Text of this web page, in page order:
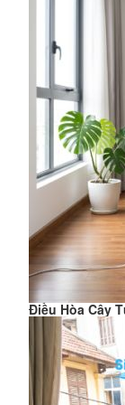
Điều Hòa Cây